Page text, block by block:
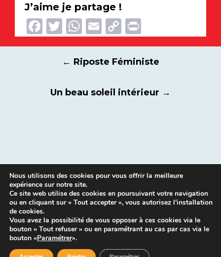
J’aime je partage !
Facebook
Twitter
WhatsApp
Email
Copy
Link
Navigation
articles
← Riposte Féministe
Un beau soleil intérieur →
Mentions légales
Nous utilisons des cookies pour vous offrir la meilleure
expérience sur notre site.
Ce site web utilise des cookies en poursuivant votre navigation
ou en cliquant sur « Tout accepter », vous autorisez l’installation
de cookies.
Vous avez la possibilité de vous opposer à ces cookies via le
bouton « Tout refuser » ou en paramétrant au cas par cas via le
bouton «Paramétrer».